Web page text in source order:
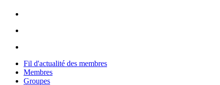
Fil d'actualité des membres
Membres
Groupes